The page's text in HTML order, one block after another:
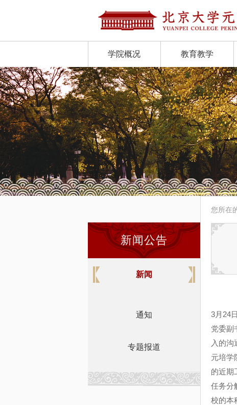
学院概况 教育教学
新闻公告
新闻
通知
专题报道
您所在
3月 24
党委副
入的沟
元培学
的近期
任务分
校的本